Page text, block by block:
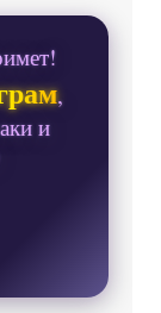
,
и